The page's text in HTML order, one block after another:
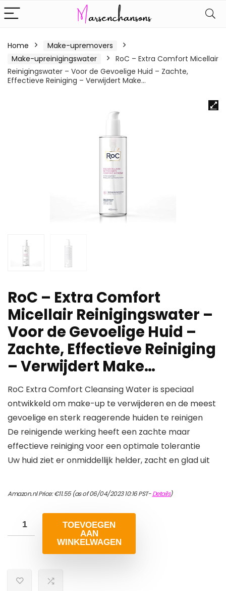
Home
Make-upremovers
Make-upreinigingswater
RoC – Extra Comfort Micellair
Reinigingswater – Voor de Gevoelige Huid – Zachte,
Effectieve Reiniging – Verwijdert Make…
RoC – Extra Comfort
Micellair Reinigingswater –
Voor de Gevoelige Huid –
Zachte, Effectieve Reiniging
– Verwijdert Make…
RoC Extra Comfort Cleansing Water is speciaal
ontwikkeld om make-up te verwijderen en de meest
gevoelige en sterk reagerende huiden te reinigen
De reinigende werking heeft een zachte maar
effectieve reiniging voor een optimale tolerantie
Uw huid ziet er onmiddellijk helder, zacht en glad uit
Amazon.nl Price:€11.55(as of 06/04/2023 10:16 PST-Details)
TOEVOEGEN
AAN
WINKELWAGEN